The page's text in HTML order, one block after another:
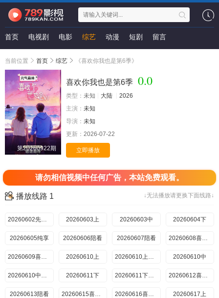
首页 电视剧 电影 综艺 动漫 短剧 留言
当前位置 首页 综艺 《喜欢你我也是第6季》
第20260922期
喜欢你我也是第6季 0.0
类型： 未知 大陆
2026
主演： 未知
导演： 未知
更新： 2026-07-22
立即播放
请勿相信视频中任何广告，本站免费观看。
↓无法播放请更换下面线路↓
播放线路 1
20260602先导片 20260603上 20260603中 20260604下
20260605纯享 20260606陪看 20260607陪看 20260608喜欢你日记
20260609喜欢你日记 20260610上 20260610上纯享 20260610中
20260610中纯享 20260611下 20260611下纯享 20260612喜欢磕我也是
20260613陪看 20260615喜欢你日记 20260616喜欢你日记 20260617上